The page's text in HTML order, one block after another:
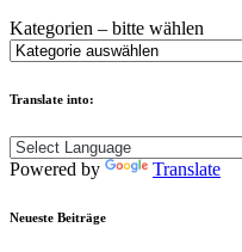
Kategorien – bitte wählen
Translate into:
Powered by Translate
Neueste Beiträge